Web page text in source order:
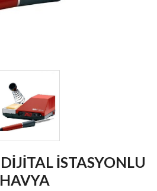
İSTASYONLU
HAVYA